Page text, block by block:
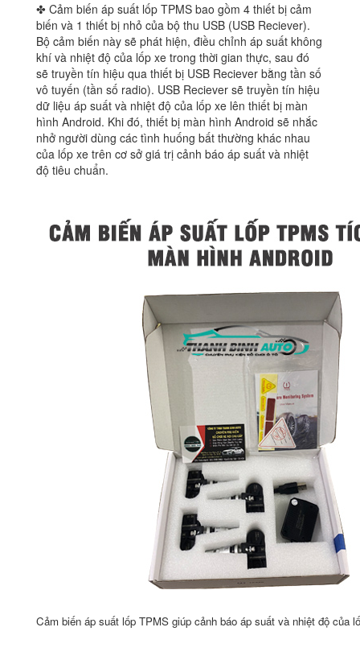
✤ Cảm biến áp suất lốp TPMS bao gồm 4 thiết bị cảm
biến và 1 thiết bị nhỏ của bộ thu USB (USB Reciever).
Bộ cảm biến này sẽ phát hiện, điều chỉnh áp suất không
khí và nhiệt độ của lốp xe trong thời gian thực, sau đó
sẽ truyền tín hiệu qua thiết bị USB Reciever bằng tần số
vô tuyến (tần số radio). USB Reciever sẽ truyền tín hiệu
dữ liệu áp suất và nhiệt độ của lốp xe lên thiết bị màn
hình Android. Khi đó, thiết bị màn hình Android sẽ nhắc
nhở người dùng các tình huống bất thường khác nhau
của lốp xe trên cơ sở giá trị cảnh báo áp suất và nhiệt
độ tiêu chuẩn.
Cảm biến áp suất lốp TPMS giúp cảnh báo áp suất và nhiệt độ của